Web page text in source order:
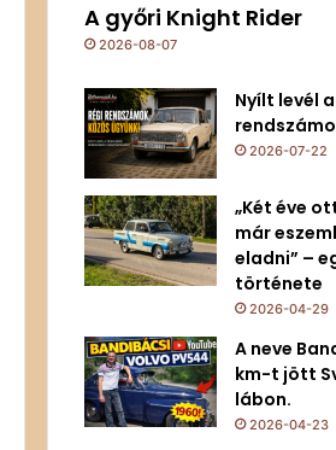
A győri Knight Rider
2026-08-07
Nyílt levél
2026-07-22
„Két éve
már
eladni” –
története
2026-04-29
A neve
km-t jött
lábon.
2026-04-23